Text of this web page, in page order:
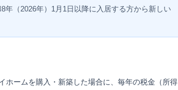
年（2026年）1月1日以降に入居する方から新しい
ホームを購入・新築した場合に、毎年の税金（所得